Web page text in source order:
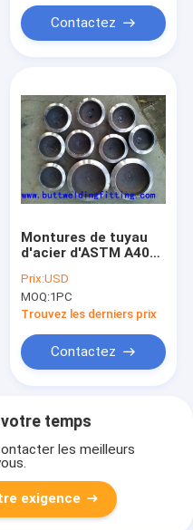
tuyauxContactez
Montures de tuyau
d'acier d'ASTM A403
WP304/304LWP316/316L
inoxydable de
chapeau
Prix:USD
MOQ:1PC
Trouvez les derniers prix
Contactez
temps
les meilleurs
exigence